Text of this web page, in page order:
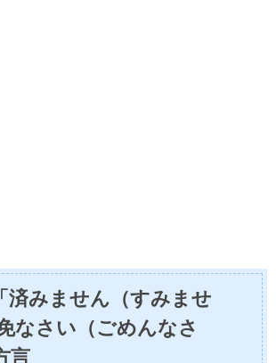
済みません（すみませ
なさい（ごめんなさ
言